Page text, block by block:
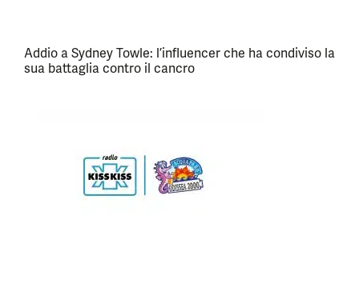
Addio a Sydney Towle: l’influencer che ha condiviso la
sua battaglia contro il cancro